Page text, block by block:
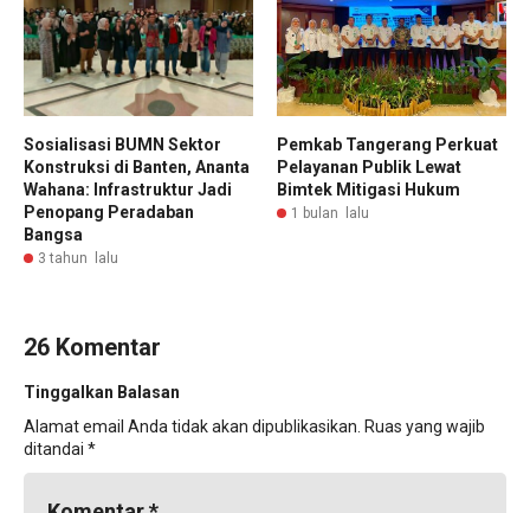
Sosialisasi BUMN Sektor
Konstruksi di Banten, Ananta
Wahana: Infrastruktur Jadi
Penopang Peradaban
Bangsa
3 tahun lalu
Pemkab Tangerang Perkuat
Pelayanan Publik Lewat
Bimtek Mitigasi Hukum
1 bulan lalu
26 Komentar
Tinggalkan Balasan
Alamat email Anda tidak akan dipublikasikan. Ruas yang wajib
ditandai *